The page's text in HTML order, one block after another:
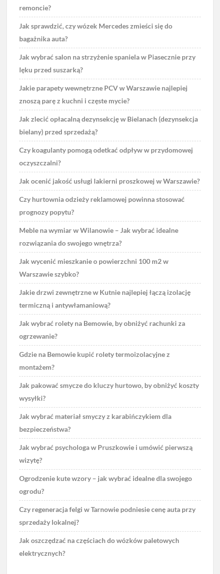
remoncie?
Jak sprawdzić, czy wózek Mercedes zmieści się do
bagażnika auta?
Jak wybrać salon na strzyżenie spaniela w Piasecznie przy
lęku przed suszarką?
Jakie parapety wewnętrzne PCV w Warszawie najlepiej
znoszą parę z kuchni i częste mycie?
Jak zlecić opłacalną dezynsekcję w Bielanach (dezynsekcja
bielany) przed sprzedażą?
Czy koagulanty pomogą odetkać odpływ w przydomowej
oczyszczalni?
Jak ocenić jakość usługi lakierni proszkowej w Warszawie?
Czy hurtownia odzieży reklamowej powinna stosować
prognozy popytu?
Meble na wymiar w Wilanowie – Jak wybrać idealne
rozwiązania do swojego wnętrza?
Jak wycenić mieszkanie o powierzchni 100 m2 w
Warszawie szybko?
Jakie drzwi zewnętrzne w Kutnie najlepiej łączą izolację
termiczną i antywłamaniową?
Jak wybrać rolety na Bemowie, by obniżyć rachunki za
ogrzewanie?
Gdzie na Bemowie kupić rolety termoizolacyjne z
montażem?
Jak pakować smycze do kluczy hurtowo, by obniżyć koszty
wysyłki?
Jak wybrać materiał smyczy z karabińczykiem dla
bezpieczeństwa?
Jak wybrać psychologa w Pruszkowie i umówić pierwszą
wizytę?
Ogrodzenie kute wzory – jak wybrać idealne dla swojego
ogrodu?
Czy regeneracja felgi w Tarnowie podniesie cenę auta przy
sprzedaży lokalnej?
Jak oszczędzać na częściach do wózków paletowych
elektrycznych?